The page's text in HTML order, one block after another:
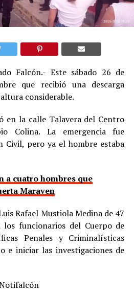
Falcón.- Este sábado 26 de
que recibió una descarga
considerable.
en la calle Talavera del Centro
Colina. La emergencia fue
Civil, pero ya el hombre estaba
a cuatro hombres que
Maraven
Rafael Mustiola Medina de 47
funcionarios del Cuerpo de
Penales y Criminalísticas
e iniciar las investigaciones de